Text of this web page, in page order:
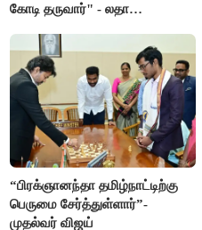
கோடி தருவார்" - லதா
“பிரக்ஞானந்தா தமிழ்நாட்டிற்கு
பெருமை சேர்த்துள்ளார்”-
முதல்வர் விஜய்